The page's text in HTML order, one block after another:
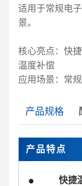
适用于常规电
景。
核心亮点：快
温度补偿
应用场景：常
产品规格
产品特点
快捷